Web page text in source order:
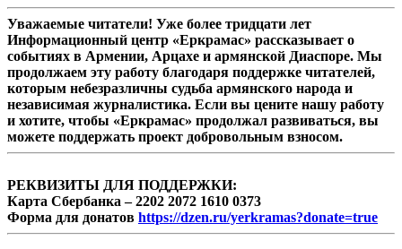
Уважаемые читатели! Уже более тридцати лет
Информационный центр «Еркрамас» рассказывает о
событиях в Армении, Арцахе и армянской Диаспоре. Мы
продолжаем эту работу благодаря поддержке читателей,
которым небезразличны судьба армянского народа и
независимая журналистика. Если вы цените нашу работу
и хотите, чтобы «Еркрамас» продолжал развиваться, вы
можете поддержать проект добровольным взносом.
РЕКВИЗИТЫ ДЛЯ ПОДДЕРЖКИ:
Карта Сбербанка – 2202 2072 1610 0373
Форма для донатов https://dzen.ru/yerkramas?donate=true